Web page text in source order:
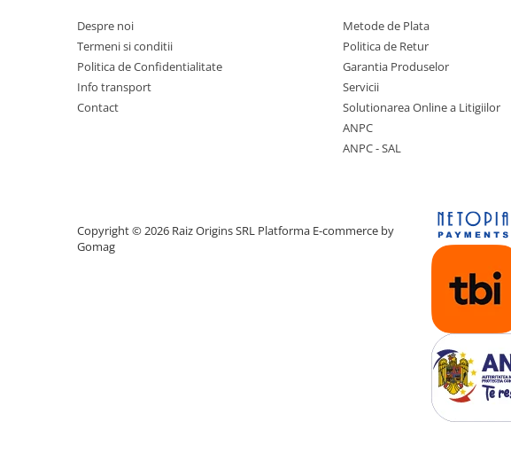
Living & hol
Mobila living
Tabureti si fotolii
Despre noi
Termeni si conditii
Politica de Confidentialitate
Info transport
Contact
Metode de Plata
Politica de Retur
Garantia Produselor
Servicii
Solutionarea Online a Litigiilor
ANPC
ANPC - SAL
Copyright © 2026 Raiz Origins SRL Platforma E-commerce by
Gomag